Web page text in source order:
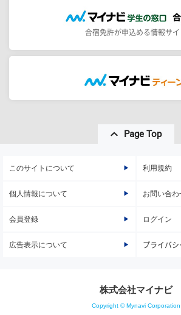
合宿免許が申込める情報サイ
Page Top
このサイトについて 利用規約
個人情報について お問い合わ
会員登録 ログイン
広告表示について プライバシ
株式会社マイナビ
Copyright © Mynavi Corporation